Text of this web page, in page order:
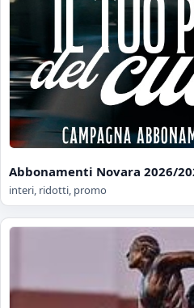
Abbonamenti Novara 2026/
interi, ridotti, promo